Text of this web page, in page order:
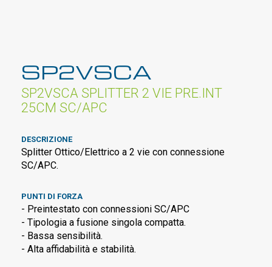
SP2VSCA
SP2VSCA SPLITTER 2 VIE PRE.INT
25CM SC/APC
DESCRIZIONE
Splitter Ottico/Elettrico a 2 vie con connessione
SC/APC.
PUNTI DI FORZA
- Preintestato con connessioni SC/APC
- Tipologia a fusione singola compatta.
- Bassa sensibilità.
- Alta affidabilità e stabilità.